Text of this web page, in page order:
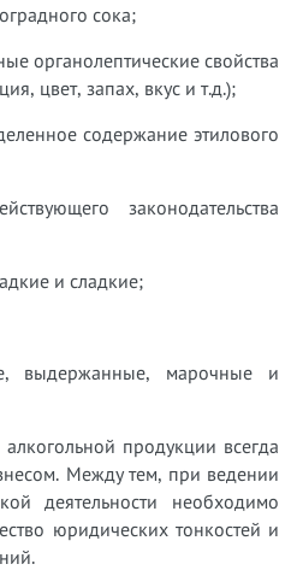
сока;
органолептические свойства
цвет, запах, вкус и т.д.);
содержание этилового
законодательства
и сладкие;
выдержанные, марочные и
продукции всегда
Между тем, при ведении
деятельности необходимо
юридических тонкостей и